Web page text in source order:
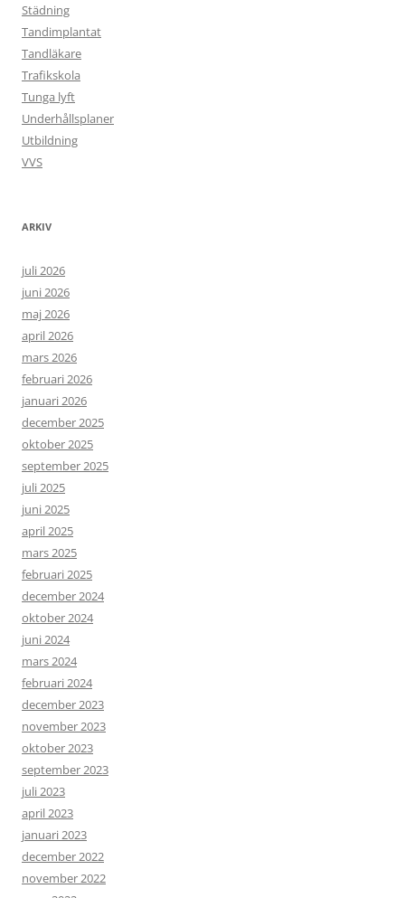
Städning
Tandimplantat
Tandläkare
Trafikskola
Tunga lyft
Underhållsplaner
Utbildning
VVS
ARKIV
juli 2026
juni 2026
maj 2026
april 2026
mars 2026
februari 2026
januari 2026
december 2025
oktober 2025
september 2025
juli 2025
juni 2025
april 2025
mars 2025
februari 2025
december 2024
oktober 2024
juni 2024
mars 2024
februari 2024
december 2023
november 2023
oktober 2023
september 2023
juli 2023
april 2023
januari 2023
december 2022
november 2022